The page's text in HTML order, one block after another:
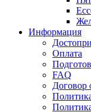
Информация
Оплата
FAQ
Договор